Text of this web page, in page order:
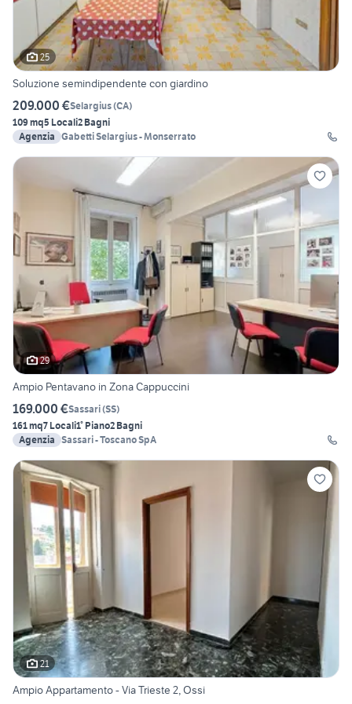
25
Soluzione semindipendente con giardino
209.000 €Selargius(CA)
109 mq5 Locali2 Bagni
Agenzia Gabetti Selargius - Monserrato
29
Ampio Pentavano in Zona Cappuccini
169.000 €Sassari(SS)
161 mq7 Locali1° Piano2 Bagni
Agenzia Sassari - Toscano SpA
21
Ampio Appartamento - Via Trieste 2, Ossi